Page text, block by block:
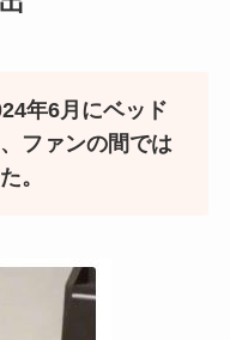
年6月にベッド
ファンの間では
。